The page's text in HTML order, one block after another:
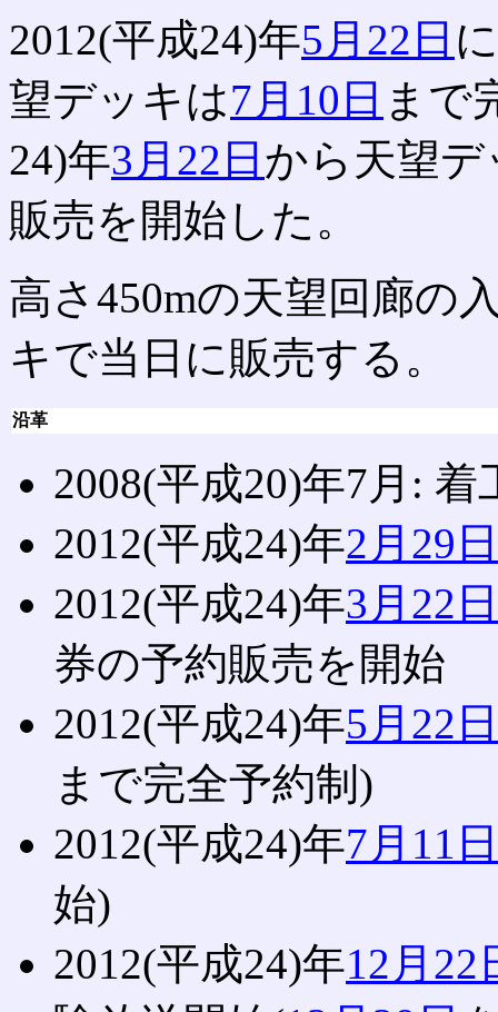
2012(平成24)年5月22日
望デッキは7月10日 まで
24)年3月22日 から天望
販売を開始した。
高さ450mの天望回廊の
キで当日に販売する。
沿革
2008(平成20)年7月: 着
2012(平成24)年2月29日
2012(平成24)年3月22日
券の予約販売を開始
2012(平成24)年5月22日
まで完全予約制)
2012(平成24)年7月11日
始)
2012(平成24)年12月22